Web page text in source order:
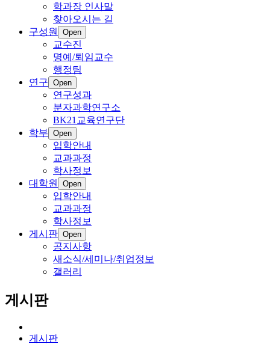
학과장 인사말
찾아오시는 길
구성원
Open
교수진
명예/퇴임교수
행정팀
연구 Open
연구성과
분자과학연구소
BK21교육연구단
학부 Open
입학안내
교과과정
학사정보
대학원
Open
입학안내
교과과정
학사정보
게시판 Open
공지사항
새소식/세미나/취업정보
갤러리
게시판
게시판